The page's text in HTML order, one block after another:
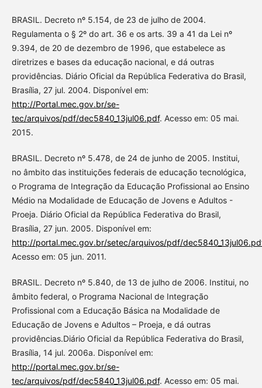
BRASIL. Decreto nº 5.154, de 23 de julho de 2004.
Regulamenta o § 2º do art. 36 e os arts. 39 a 41 da Lei nº
9.394, de 20 de dezembro de 1996, que estabelece as
diretrizes e bases da educação nacional, e dá outras
providências. Diário Oficial da República Federativa do Brasil,
Brasília, 27 jul. 2004. Disponível em:
http://Portal.mec.gov.br/se-
tec/arquivos/pdf/dec5840_13jul06.pdf. Acesso em: 05 mai.
2015.
BRASIL. Decreto nº 5.478, de 24 de junho de 2005. Institui,
no âmbito das instituições federais de educação tecnológica,
o Programa de Integração da Educação Profissional ao Ensino
Médio na Modalidade de Educação de Jovens e Adultos -
Proeja. Diário Oficial da República Federativa do Brasil,
Brasília, 27 jun. 2005. Disponível em:
http://portal.mec.gov.br/setec/arquivos/pdf/
Acesso em: 05 jun. 2011.
BRASIL. Decreto nº 5.840, de 13 de julho de 2006. Institui, no
âmbito federal, o Programa Nacional de Integração
Profissional com a Educação Básica na Modalidade de
Educação de Jovens e Adultos – Proeja, e dá outras
providências.Diário Oficial da República Federativa do Brasil,
Brasília, 14 jul. 2006a. Disponível em:
http://portal.mec.gov.br/se-
tec/arquivos/pdf/dec5840_13jul06.pdf. Acesso em: 05 mai.